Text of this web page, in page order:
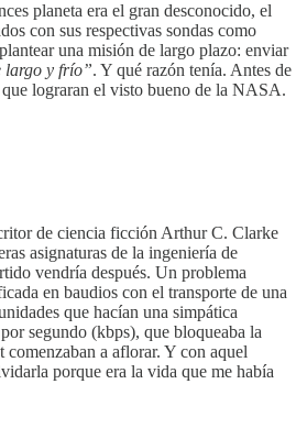
planeta era el gran desconocido, el
con sus respectivas sondas como
una misión de largo plazo: enviar
largo y frío”. Y qué razón tenía. Antes de
que lograran el visto bueno de la NASA.
de ciencia ficción Arthur C. Clarke
asignaturas de la ingeniería de
vendría después. Un problema
en baudios con el transporte de una
que hacían una simpática
segundo (kbps), que bloqueaba la
a aflorar. Y con aquel
porque era la vida que me había